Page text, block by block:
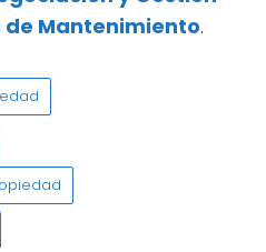
de Mantenimiento.